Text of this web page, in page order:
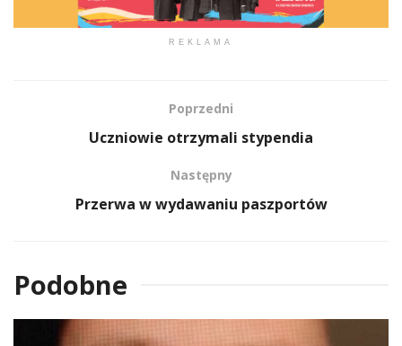
REKLAMA
Poprzedni
Uczniowie otrzymali stypendia
Następny
Przerwa w wydawaniu paszportów
Podobne